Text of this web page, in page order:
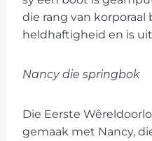
die rang van korporaal
heldhaftigheid en is
Nancy die springbok
Die Eerste
gemaak met Nancy,